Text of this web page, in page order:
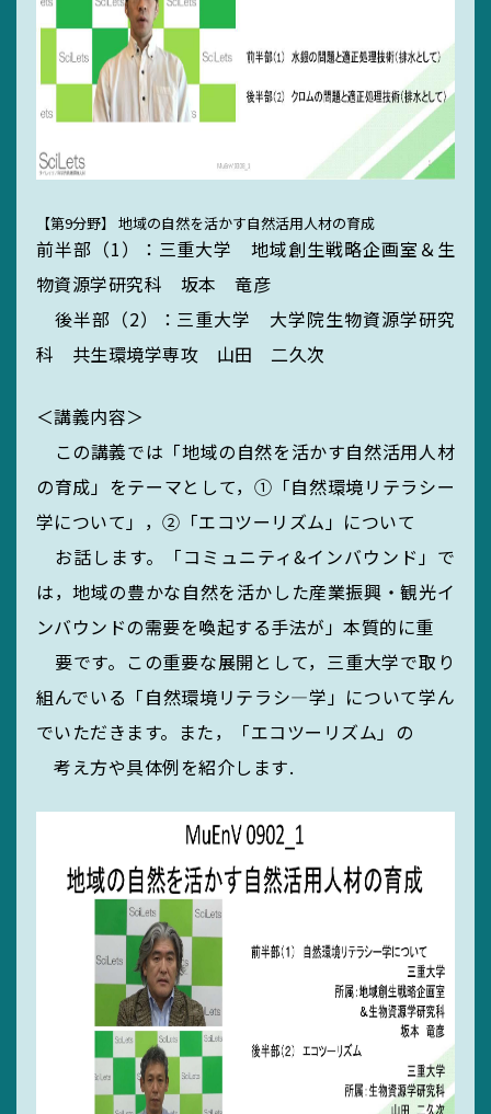
【第9分野】 地域の自然を活かす自然活用人材の育成
前半部（1）：三重大学 地域創生戦略企画室＆生
物資源学研究科 坂本 竜彦
後半部（2）：三重大学 大学院生物資源学研究
科 共生環境学専攻 山田 二久次
＜講義内容＞
この講義では「地域の自然を活かす自然活用人材
の育成」をテーマとして，①「自然環境リテラシー
学について」，②「エコツーリズム」について
お話します。「コミュニティ&インバウンド」で
は，地域の豊かな自然を活かした産業振興・観光イ
ンバウンドの需要を喚起する手法が」本質的に重
要です。この重要な展開として，三重大学で取り
組んでいる「自然環境リテラシ―学」について学ん
でいただきます。また，「エコツーリズム」の
考え方や具体例を紹介します.